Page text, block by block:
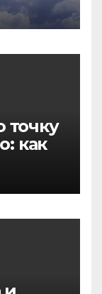
как
Роба